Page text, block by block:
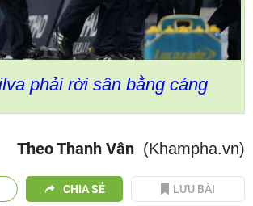
phải rời sân bằng cáng
Theo Thanh Vân (Khampha.vn)
CHIA SẺ LƯU BÀI